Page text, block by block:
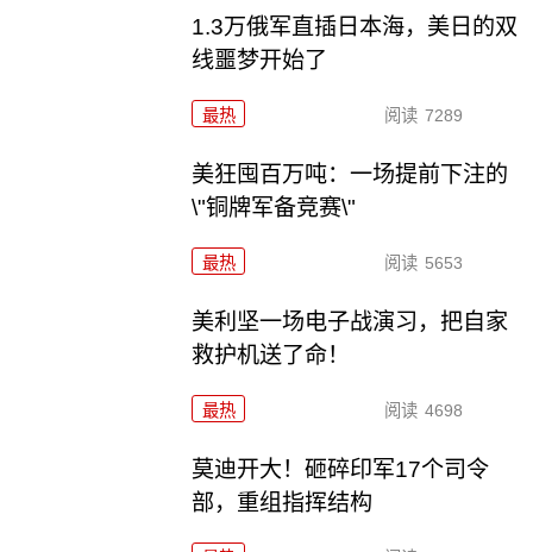
1.3万俄军直插日本海，美日的双
线噩梦开始了
最热 阅读 7289
美狂囤百万吨：一场提前下注的
\"铜牌军备竞赛\"
最热 阅读 5653
美利坚一场电子战演习，把自家
救护机送了命！
最热 阅读 4698
莫迪开大！砸碎印军17个司令
部，重组指挥结构